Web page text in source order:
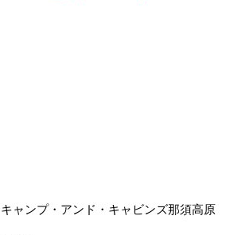
キャンプ・アンド・キャビンズ那須高原